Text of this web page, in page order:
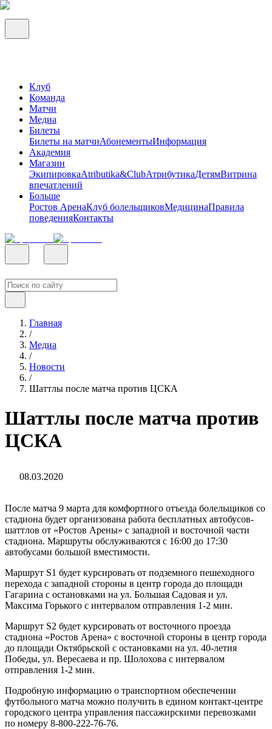
Клуб
Команда
Матчи
Медиа
Билеты
Билеты на матчиАбонементыИнформация
Академия
Магазин
ЭкипировкаAtributika&ClubАтрибутикаДетямВитрина
впечатлений
Больше
Ростов АренаКлуб болельщиковМедицинаПравила
поведенияКонтакты
Главная
/
Медиа
/
Новости
/
Шаттлы после матча против ЦСКА
Шаттлы после матча против
ЦСКА
08.03.2020
После матча 9 марта для комфортного отъезда болельщиков со
стадиона будет организована работа бесплатных автобусов-
шаттлов от «Ростов Арены» с западной и восточной части
стадиона. Маршруты обслуживаются с 16:00 до 17:30
автобусами большой вместимости.
Маршрут S1 будет курсировать от подземного пешеходного
перехода с западной стороны в центр города до площади
Гагарина с остановками на ул. Большая Садовая и ул.
Максима Горького с интервалом отправления 1-2 мин.
Маршрут S2 будет курсировать от восточного проезда
стадиона «Ростов Арена» с восточной стороны в центр города
до площади Октябрьской с остановками на ул. 40-летия
Победы, ул. Вересаева и пр. Шолохова с интервалом
отправления 1-2 мин.
Подробную информацию о транспортном обеспечении
футбольного матча можно получить в едином контакт-центре
городского центра управления пассажирскими перевозками
по номеру 8-800-222-76-76.